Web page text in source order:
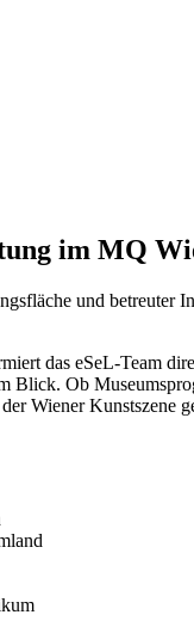
im MQ
und
das eSeL-Team
Ob
Wiener Kunstszene